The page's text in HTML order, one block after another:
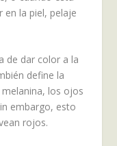
en la piel, pelaje
de dar color a la
define la
los ojos
embargo, esto
rojos.